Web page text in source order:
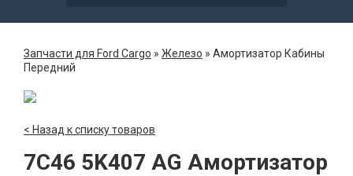
Запчасти для Ford Cargo » Железо » Амортизатор Кабины
Передний
< Назад к списку товаров
7C46 5K407 AG Амортизатор